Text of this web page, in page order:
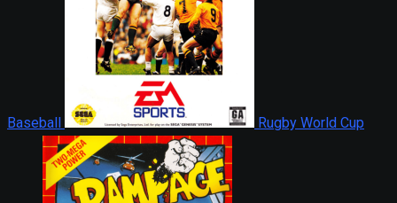
Baseball Rugby World Cup